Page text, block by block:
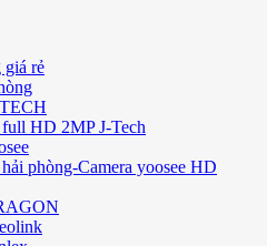
giá rẻ
HD 2MP J-Tech
phòng-Camera yoosee HD